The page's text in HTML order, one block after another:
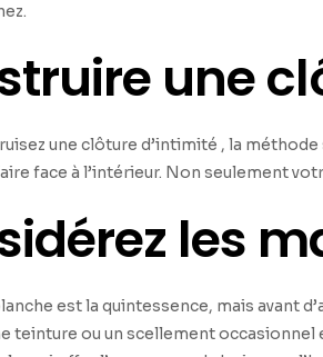
une
une clôture d’intimité , la
face à l’intérieur. Non seulement
les
est la quintessence, mais avant
teinture ou un scellement